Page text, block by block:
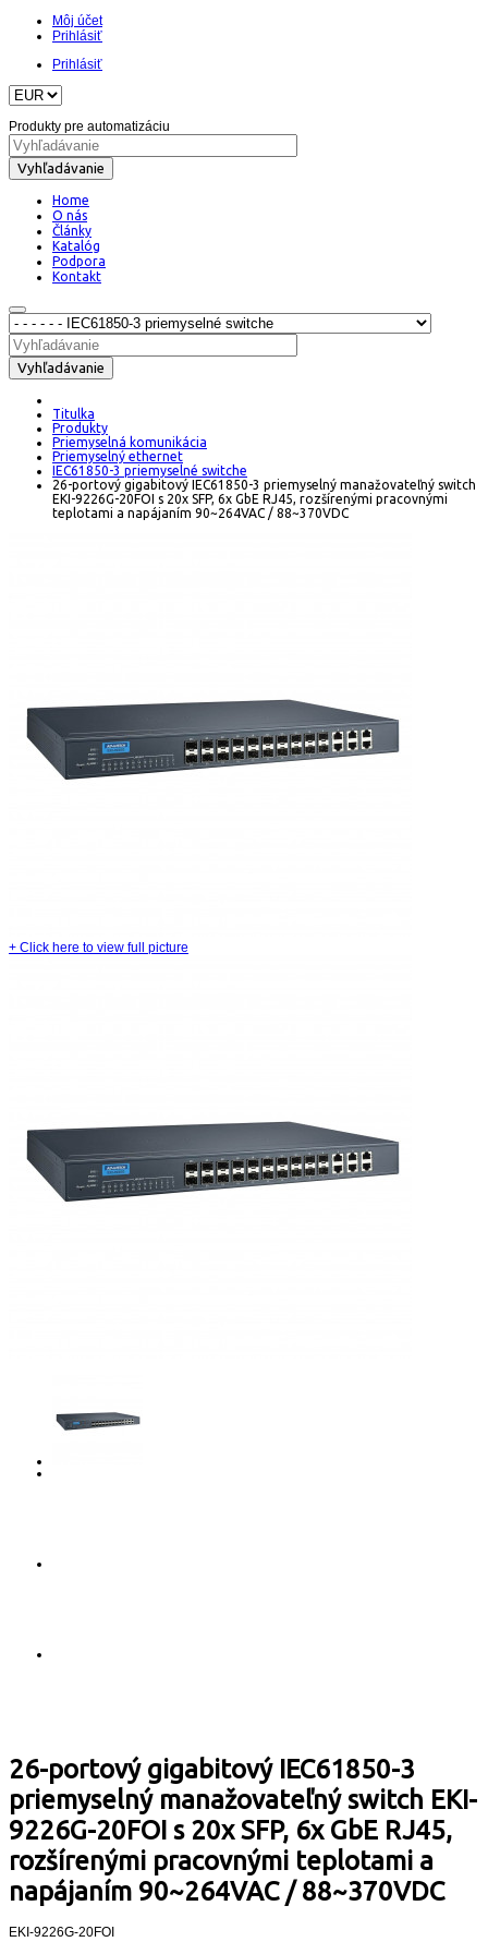
Môj účet
Prihlásiť
Prihlásiť
Produkty pre automatizáciu
Vyhľadávanie
Home
O nás
Články
Katalóg
Podpora
Kontakt
Vyhľadávanie
Titulka
Produkty
Priemyselná komunikácia
Priemyselný ethernet
IEC61850-3 priemyselné switche
26-portový gigabitový IEC61850-3 priemyselný manažovateľný switch
EKI-9226G-20FOI s 20x SFP, 6x GbE RJ45, rozšírenými pracovnými
teplotami a napájaním 90~264VAC / 88~370VDC
+ Click here to view full picture
26-portový gigabitový IEC61850-3
priemyselný manažovateľný switch EKI-
9226G-20FOI s 20x SFP, 6x GbE RJ45,
rozšírenými pracovnými teplotami a
napájaním 90~264VAC / 88~370VDC
EKI-9226G-20FOI